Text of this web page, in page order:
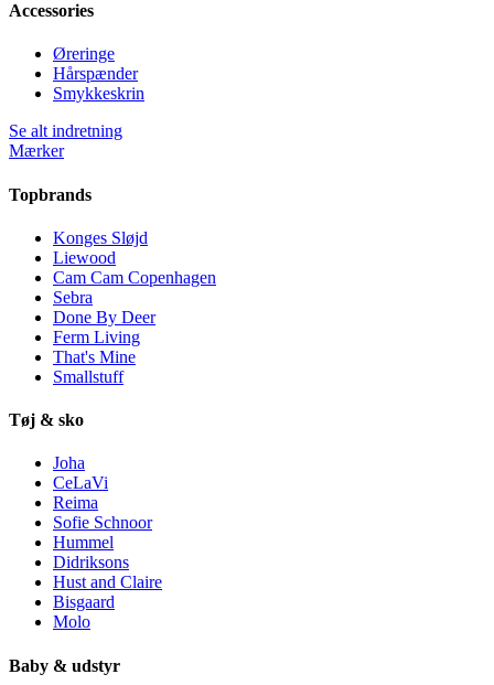
Accessories
Øreringe
Hårspænder
Smykkeskrin
Se alt indretning
Mærker
Topbrands
Konges Sløjd
Liewood
Cam Cam Copenhagen
Sebra
Done By Deer
Ferm Living
That's Mine
Smallstuff
Tøj & sko
Joha
CeLaVi
Reima
Sofie Schnoor
Hummel
Didriksons
Hust and Claire
Bisgaard
Molo
Baby & udstyr